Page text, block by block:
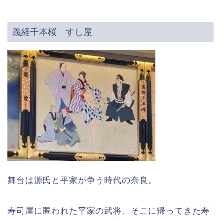
義経千本桜 すし屋
舞台は源氏と平家が争う時代の奈良。
寿司屋に匿われた平家の武将、そこに帰ってきた寿